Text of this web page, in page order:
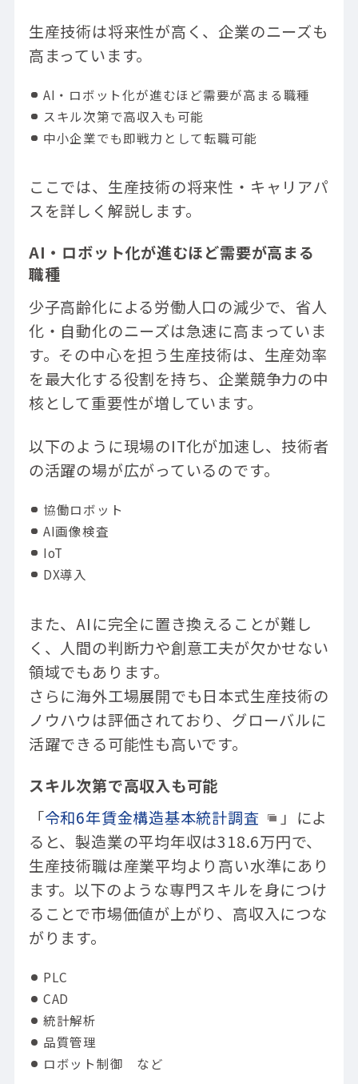
生産技術は将来性が高く、企業のニーズも
高まっています。
AI・ロボット化が進むほど需要が高まる職種
スキル次第で高収入も可能
中小企業でも即戦力として転職可能
ここでは、生産技術の将来性・キャリアパ
スを詳しく解説します。
AI・ロボット化が進むほど需要が高まる
職種
少子高齢化による労働人口の減少で、省人
化・自動化のニーズは急速に高まっていま
す。その中心を担う生産技術は、生産効率
を最大化する役割を持ち、企業競争力の中
核として重要性が増しています。
以下のように現場のIT化が加速し、技術者
の活躍の場が広がっているのです。
協働ロボット
AI画像検査
IoT
DX導入
また、AIに完全に置き換えることが難し
く、人間の判断力や創意工夫が欠かせない
領域でもあります。
さらに海外工場展開でも日本式生産技術の
ノウハウは評価されており、グローバルに
活躍できる可能性も高いです。
スキル次第で高収入も可能
「令和6年賃金構造基本統計調査
」によ
ると、製造業の平均年収は318.6万円で、
生産技術職は産業平均より高い水準にあり
ます。以下のような専門スキルを身につけ
ることで市場価値が上がり、高収入につな
がります。
PLC
CAD
統計解析
品質管理
ロボット制御 など